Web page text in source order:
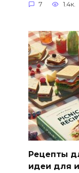
7 1.4к.
Рецепты
идеи для